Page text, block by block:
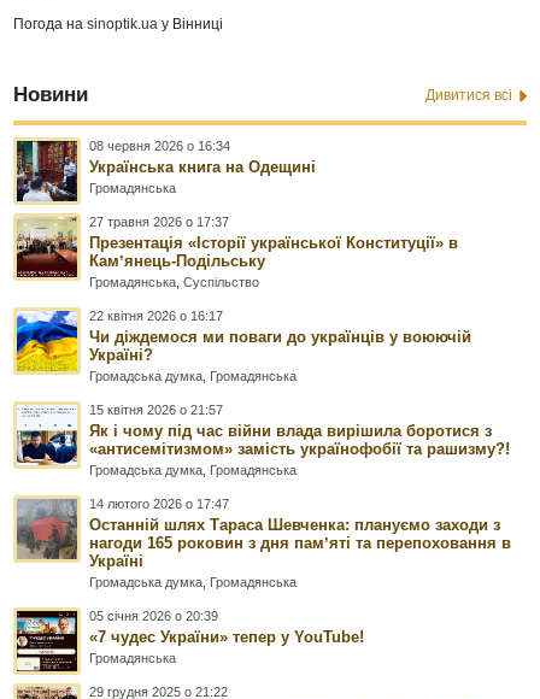
Погода наsinoptik.ua у Вінниці
Новини Дивитися всі
08 червня 2026 о 16:34
Українська книга на Одещині
Громадянська
27 травня 2026 о 17:37
Презентація «Історії української Конституції» в
Камʼянець-Подільську
Громадянська ,Суспільство
22 квітня 2026 о 16:17
Чи діждемося ми поваги до українців у воюючій
Україні?
Громадська думка Громадянська
15 квітня 2026 о 21:57
Як і чому під час війни влада вирішила боротися з
«антисемітизмом» замість українофобії та рашизму?!
Громадська думка Громадянська
14 лютого 2026 о 17:47
Останній шлях Тараса Шевченка: плануємо заходи з
нагоди 165 роковин з дня памʼяті та перепоховання в
Україні
Громадська думка Громадянська
05 січня 2026 о 20:39
«7 чудес України» тепер у YouTube!
Громадянська
29 грудня 2025 о 21:22